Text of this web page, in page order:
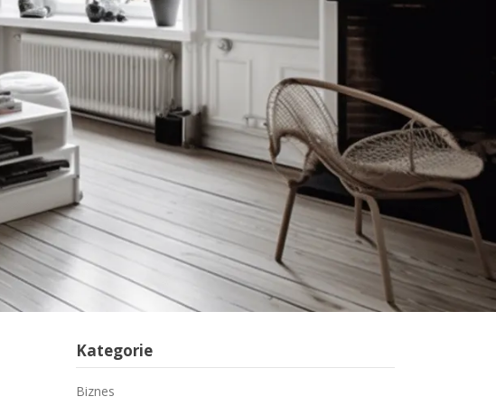
Kategorie
Biznes